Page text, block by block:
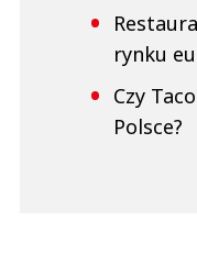
rynku
Czy
Polsce?